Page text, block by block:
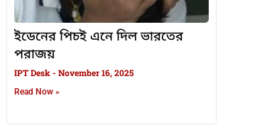
ইডেনের পিচই এনে দিল ভারতের
পরাজয়
IPT Desk November 16, 2025
Read Now »